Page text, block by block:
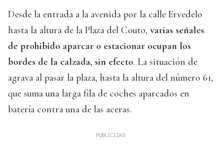
Desde la entrada a la avenida por la calle Ervedelo
hasta la altura de la Plaza del Couto, varias señales
de prohibido aparcar o estacionar ocupan los
bordes de la calzada, sin efecto. La situación de
agrava al pasar la plaza, hasta la altura del número 61,
que suma una larga fila de coches aparcados en
batería contra una de las aceras.